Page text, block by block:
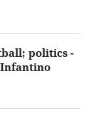
politics -